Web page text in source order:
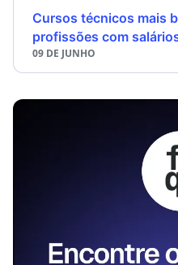
Cursos técnicos mais
profissões com
09 DE JUNHO